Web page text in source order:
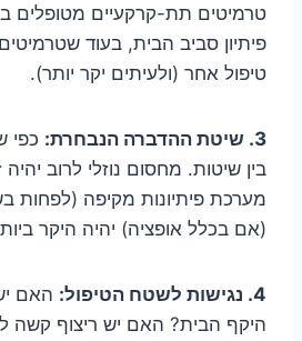
טרמיטים תת-קרקעיים מטופלים
פיתיון סביב הבית, בעוד
טיפול אחר (ולעיתים יקר יותר).
3. שיטת ההדברה הנבחרת:
כפי
בין שיטות. מחסום נוזלי לרוב
מערכת פיתיונות מקיפה (לפחות
(אם בכלל אופציה) יהיה היקר
4. נגישות לשטח הטיפול:
האם
היקף הבית? האם יש ריצוף קשה